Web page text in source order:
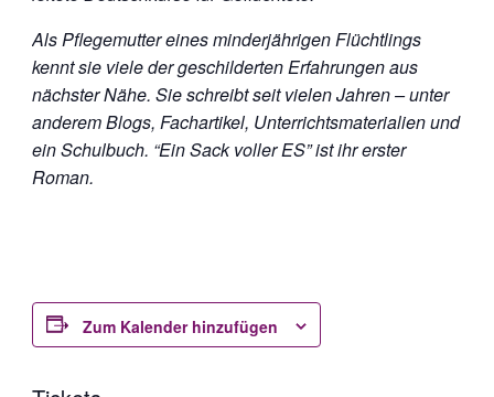
Als Pflegemutter eines minderjährigen Flüchtlings
kennt sie viele der geschilderten Erfahrungen aus
nächster Nähe. Sie schreibt seit vielen Jahren – unter
anderem Blogs, Fachartikel, Unterrichtsmaterialien und
ein Schulbuch. “Ein Sack voller ES” ist ihr erster
Roman.
Zum Kalender hinzufügen